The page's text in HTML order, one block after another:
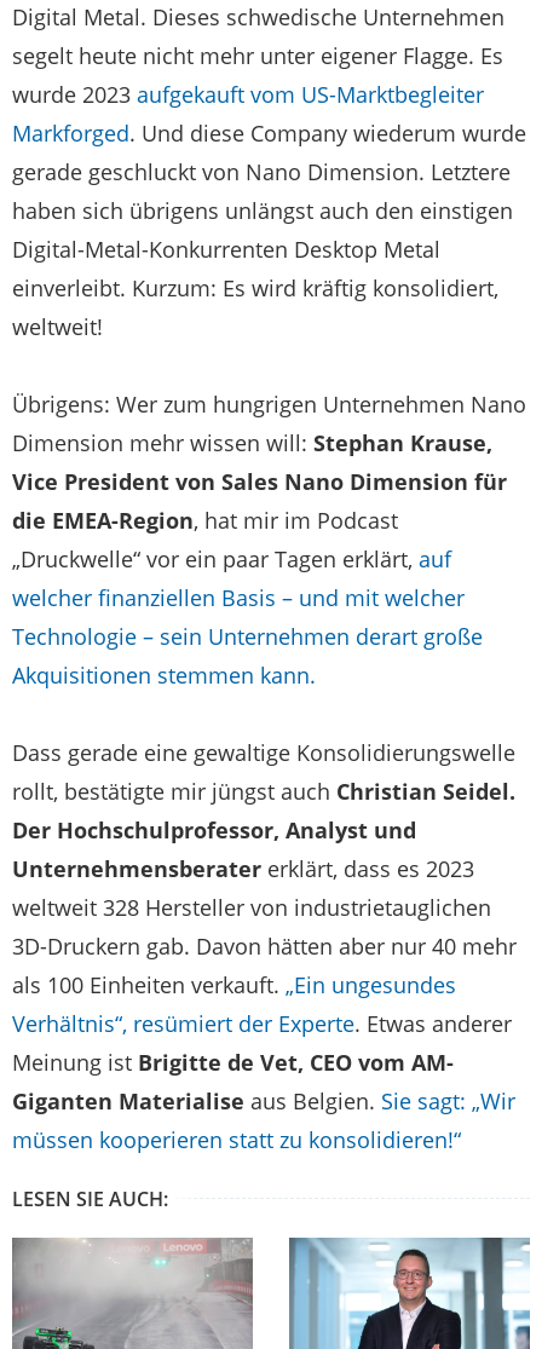
Digital Metal. Dieses schwedische Unternehmen
segelt heute nicht mehr unter eigener Flagge. Es
wurde 2023 aufgekauft vom US-Marktbegleiter
Markforged. Und diese Company wiederum wurde
gerade geschluckt von Nano Dimension. Letztere
haben sich übrigens unlängst auch den einstigen
Digital-Metal-Konkurrenten Desktop Metal
einverleibt. Kurzum: Es wird kräftig konsolidiert,
weltweit!
Übrigens: Wer zum hungrigen Unternehmen Nano
Dimension mehr wissen will: Stephan Krause,
Vice President von Sales Nano Dimension für
die EMEA-Region, hat mir im Podcast
„Druckwelle“ vor ein paar Tagen erklärt, auf
welcher finanziellen Basis – und mit welcher
Technologie – sein Unternehmen derart große
Akquisitionen stemmen kann.
Dass gerade eine gewaltige Konsolidierungswelle
rollt, bestätigte mir jüngst auch Christian Seidel.
Der Hochschulprofessor, Analyst und
Unternehmensberater erklärt, dass es 2023
weltweit 328 Hersteller von industrietauglichen
3D-Druckern gab. Davon hätten aber nur 40 mehr
als 100 Einheiten verkauft. „Ein ungesundes
Verhältnis“, resümiert der Experte. Etwas anderer
Meinung ist Brigitte de Vet, CEO vom AM-
Giganten Materialise aus Belgien. Sie sagt: „Wir
müssen kooperieren statt zu konsolidieren!“
LESEN SIE AUCH: